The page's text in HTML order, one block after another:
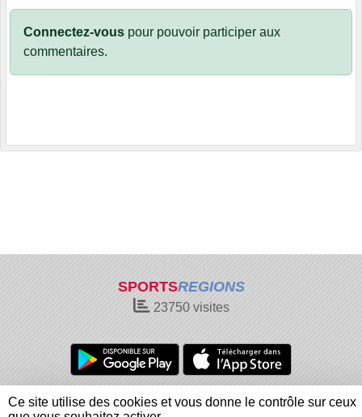
Connectez-vous pour pouvoir participer aux
commentaires.
SPORTSREGIONS
23750visites
Charte cookies
Gestion des cookies
Ce site utilise des cookies et vous donne le contrôle sur ceux